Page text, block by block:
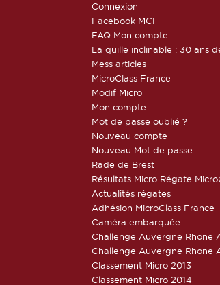
Connexion
Facebook MCF
FAQ Mon compte
La quille inclinable : 30 ans
Mess articles
MicroClass France
Modif Micro
Mon compte
Mot de passe oublié ?
Nouveau compte
Nouveau Mot de passe
Rade de Brest
Résultats Micro Régate
Actualités régates
Adhésion MicroClass France
Caméra embarquée
Challenge Auvergne Rhone
Challenge Auvergne Rhone
Classement Micro 2013
Classement Micro 2014